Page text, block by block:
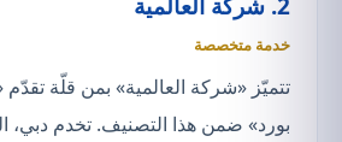
خدمة متخصصة
تتميّز «شركة العالمية» بمن قلّة
بورد» ضمن هذا التصنيف. تخدم دبي،